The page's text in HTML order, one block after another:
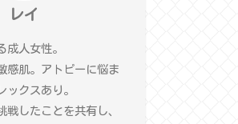
レイ
人女性。
感肌。アトピーに悩ま
ックスあり。
したことを共有し、